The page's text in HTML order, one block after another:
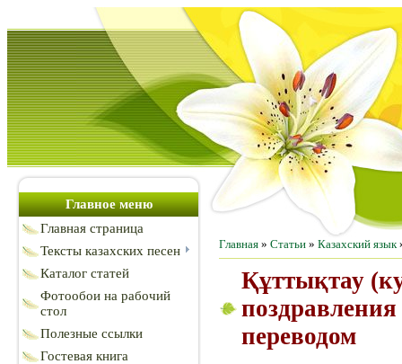
Главное меню
Главная страница
Тексты казахских песен
Каталог статей
Фотообои на рабочий
стол
Полезные ссылки
Гостевая книга
Главная » Статьи » Казахский язык
Құттықтау
переводом